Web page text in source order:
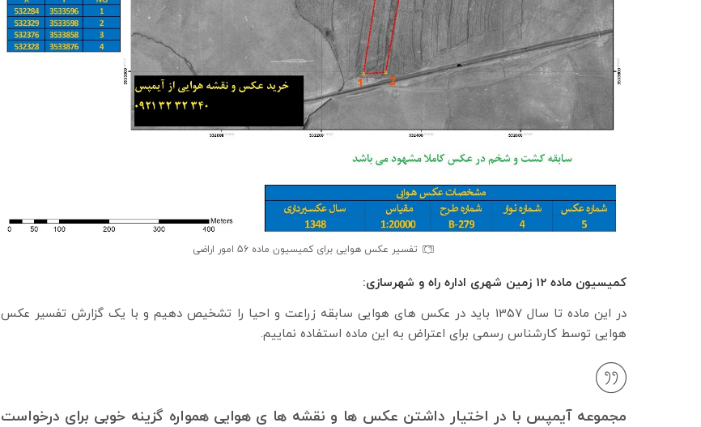
تفسیر عکس هوایی برای کمیسیون ماده 56 امور اراضی
کمیسیون ماده 12 زمین شهری اداره راه و شهرسازی:
در این ماده تا سال 1357 باید در عکس های هوایی سابقه زراعت و احیا را تشخیص دهیم و با یک گزارش تفسیر عکس
هوایی توسط کارشناس رسمی برای اعتراض به این ماده استفاده نماییم.
مجموعه آیمپس با در اختیار داشتن عکس ها و نقشه ها ی هوایی همواره گزینه خوبی برای درخواست